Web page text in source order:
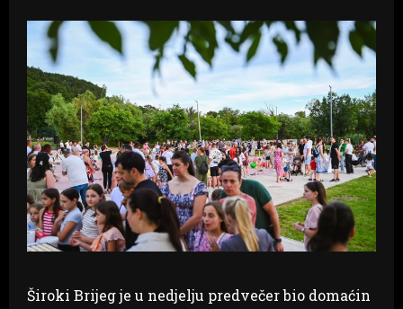
Široki Brijeg je u nedjelju predvečer bio domaćin